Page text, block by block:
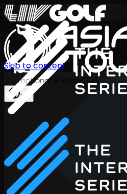
International Series 2026
TH
Skip to content